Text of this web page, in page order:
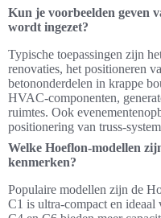
Kun je voorbeelden geven
wordt ingezet?
Typische toepassingen zijn
renovaties, het positioneren
betononderdelen in krappe
HVAC-componenten,
ruimtes. Ook
positionering van truss-
Welke Hoeflon-modellen
kenmerken?
Populaire modellen zijn de
C1 is ultra-compact en